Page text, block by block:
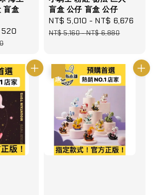
盲盒
Regular
盲盒 公仔 盲盒 公仔
Sale
price
NT$ 5,010 -NT$ 6,676
NT$ 5,160-NT$ 6,880